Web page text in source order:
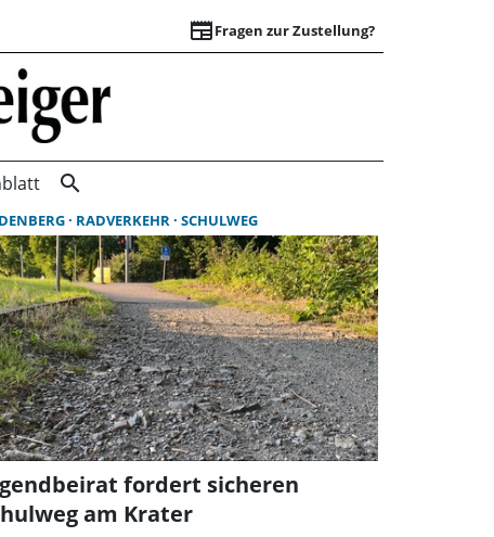
newspaperFragen zur Zustellung?
Suchergebnisse |
search
RADVERKEHR SCHULWEG
fordert sicheren
am Krater